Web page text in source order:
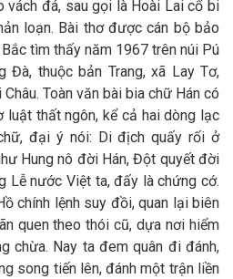
vách đá, sau gọi là Hoài Lai cổ bi
loạn. Bài thơ được cán bộ bảo
tìm thấy năm 1967 trên núi Pú
Đà, thuộc bản Trang, xã Lay Tơ,
Toàn văn bài bia chữ Hán có
thất ngôn, kể cả hai dòng lạc
đại ý nói: Di địch quấy rối ở
Hung nô đời Hán, Đột quyết đời
Lễ nước Việt ta, đấy là chứng cớ.
chính lệnh suy đồi, quan lại biên
quen theo thói cũ, dựa nơi hiểm
chừa. Nay ta đem quân đi đánh,
song tiến lên, đánh một trận liền